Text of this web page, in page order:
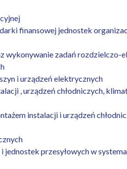
finansowej jednostek
wykonywanie zadań rozdzielczo-
i urządzeń elektrycznych
, urządzeń chłodniczych,
instalacji i urządzeń
jednostek przesyłowych w